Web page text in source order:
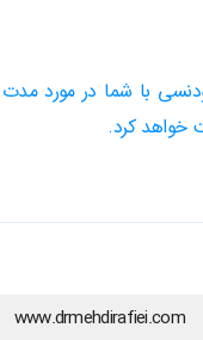
با شما در مورد مدت
خواهد کرد.
www.drmehdirafiei.com